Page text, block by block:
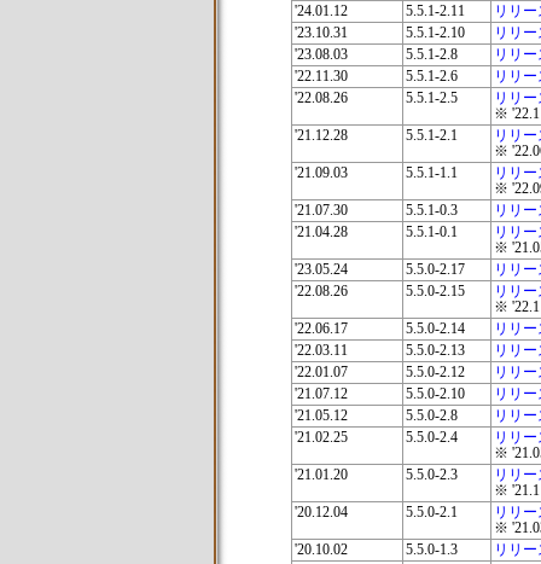
'24.01.12
5.5.1-2.11
リリ
'23.10.31
5.5.1-2.10
リリ
'23.08.03
5.5.1-2.8
リリ
'22.11.30
5.5.1-2.6
リリ
'22.08.26
5.5.1-2.5
リリ
※
'21.12.28
5.5.1-2.1
リリ
※
'21.09.03
5.5.1-1.1
リリ
※
'21.07.30
5.5.1-0.3
リリ
'21.04.28
5.5.1-0.1
リリ
※
'23.05.24
5.5.0-2.17
リリ
'22.08.26
5.5.0-2.15
リリ
※
'22.06.17
5.5.0-2.14
リリ
'22.03.11
5.5.0-2.13
リリ
'22.01.07
5.5.0-2.12
リリ
'21.07.12
5.5.0-2.10
リリ
'21.05.12
5.5.0-2.8
リリ
'21.02.25
5.5.0-2.4
リリ
※
'21.01.20
5.5.0-2.3
リリ
※
'20.12.04
5.5.0-2.1
リリ
※
'20.10.02
5.5.0-1.3
リリ